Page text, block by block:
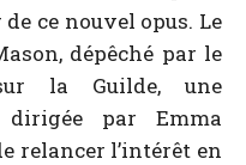
ce nouvel opus. Le
dépêché par le
la Guilde, une
par Emma
relancer l’intérêt en